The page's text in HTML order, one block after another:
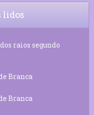
lidos
raios segundo
Branca
Branca